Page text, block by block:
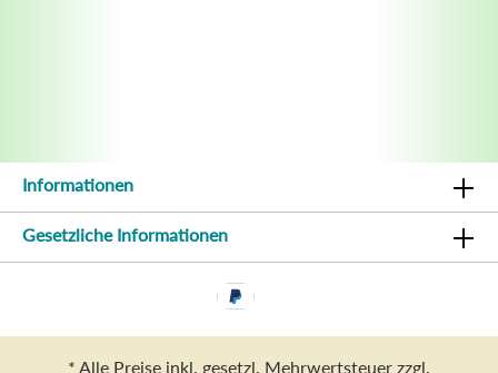
Informationen
Gesetzliche Informationen
* Alle Preise inkl. gesetzl. Mehrwertsteuer zzgl.